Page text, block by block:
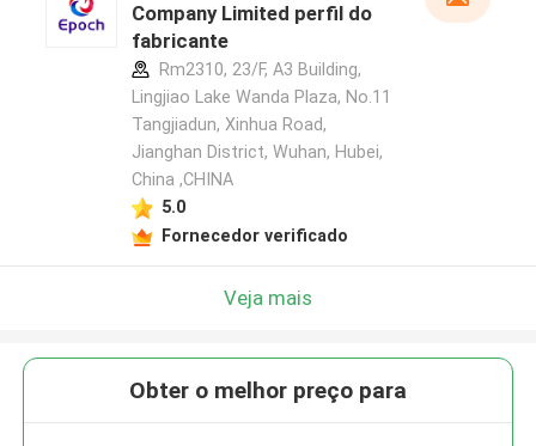
Company Limited perfil do
fabricante
Rm2310, 23/F, A3 Building,
Lingjiao Lake Wanda Plaza, No.11
Tangjiadun, Xinhua Road,
Jianghan District, Wuhan, Hubei,
China ,CHINA
5.0
Fornecedor verificado
Veja mais
Obter o melhor preço para